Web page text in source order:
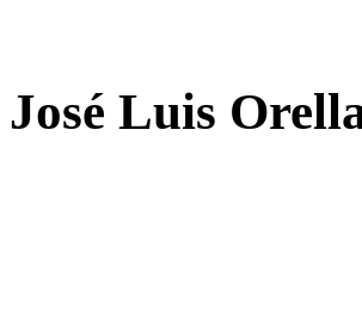
José Luis